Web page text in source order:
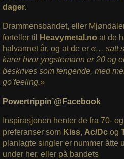
dager.
Drammensbandet, eller
forteller til
Heavymetal.no at de
halvannet år, og at de er «… satt
karer hvor yngstemann er 20 og
beskrives som fengende, med
go’feeling.»
Powertrippin’@Facebook
Inspirasjonen henter de fra 70-
preferanser som Kiss, Ac/Dcog
planlagte singler er nummer åtte
under her, eller på bandets